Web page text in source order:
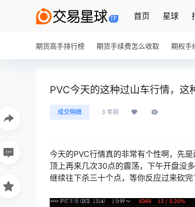
首页 星球
期货高手排行榜 期货手续费怎么收取 期权手
PVC今天的这种过山车行情，这
成交明细 3 年前
今天的PVC行情真的非常有个性啊，先
顶上再来几次30点的震荡，下午开盘没
继续往下杀三十个点，等你反应过来砍完